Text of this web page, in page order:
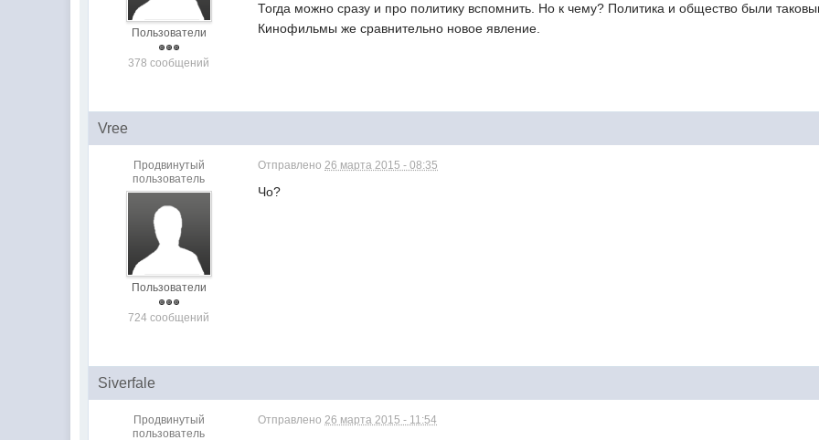
Пользователи
378 сообщений
Тогда можно сразу и про политику вспомнить. Но к чему? Политика и общество были
Кинофильмы же сравнительно новое явление.
Vree
Продвинутый
пользователь
Пользователи
724 сообщений
Отправлено26 марта 2015 - 08:35
Чо?
Siverfale
Продвинутый
пользователь
Отправлено26 марта 2015 - 11:54